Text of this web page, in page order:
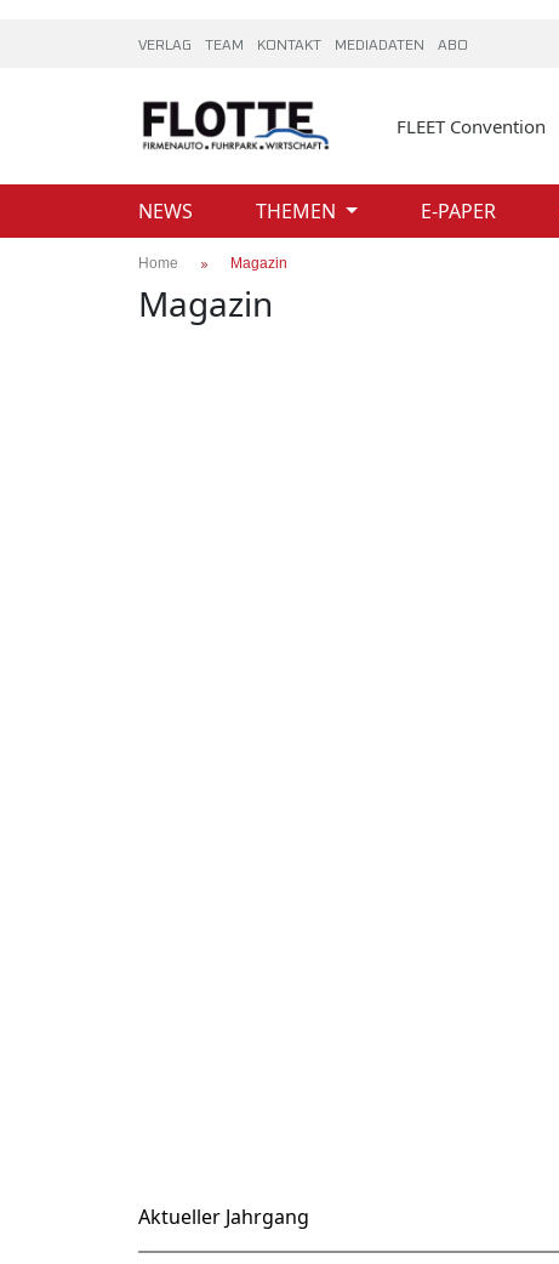
VERLAG TEAM KONTAKT MEDIADATEN ABO
FLEET Convention
NEWS THEMEN E-PAPER
Home Magazin
Magazin
Aktueller Jahrgang